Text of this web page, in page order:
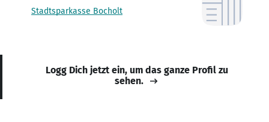
Stadtsparkasse Bocholt
Logg Dich jetzt ein, um das ganze Profil zu
sehen.